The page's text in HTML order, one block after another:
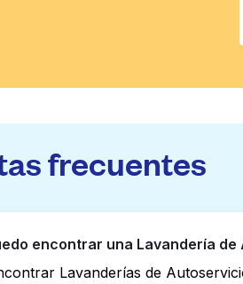
frecuentes
encontrar una Lavandería
Lavanderías de